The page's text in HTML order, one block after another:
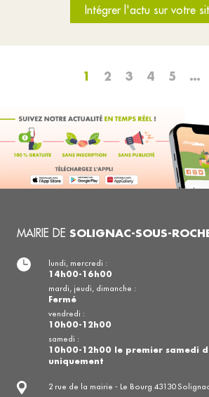
Intégrer l'actu sur votre
1 2 3 4 5 …
MAIRIE DE SOLIGNAC-SOUS-
2 rue de la mairie - Le Bourg 43130
lundi, mercredi :
14h00-16h00
mardi, jeudi, dimanche :
Fermé
vendredi :
10h00-12h00
samedi :
10h00-12h00 le premier samedi
uniquement